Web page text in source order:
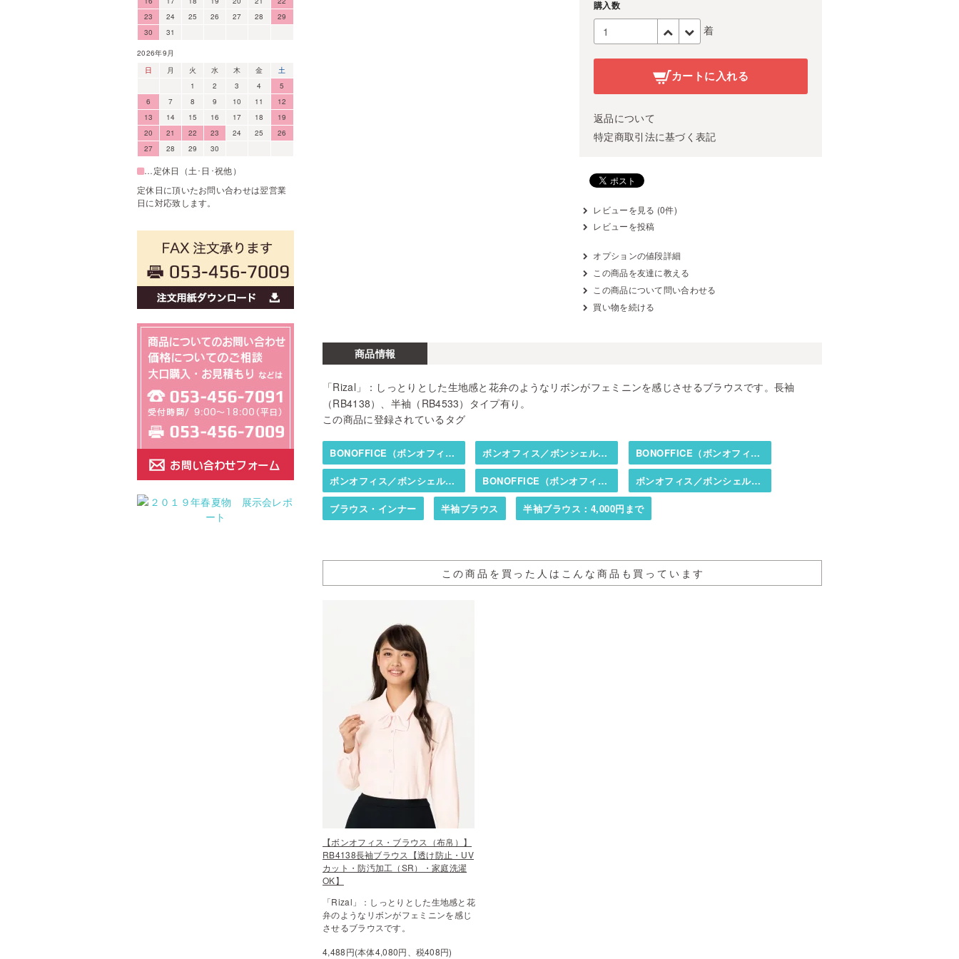
購入数
着
カートに入れる
返品について
特定商取引法に基づく表記
レビューを見る (0件)
レビューを投稿
オプションの値段詳細
この商品を友達に教える
この商品について問い合わせる
買い物を続ける
商品情報
「Rizal」：しっとりとした生地感と花弁のようなリボンがフェミニンを感じさせるブラウスです。長袖
（RB4138）、半袖（RB4533）タイプ有り。
この商品に登録されているタグ
BONOFFICE（ボンオフィス）／BONCIERGE（ボンシェルジュ） ボンオフィス／ボンシェルジュ春夏カタログ掲載商品 BONOFFICE（ボンオフィス）／BONCIERGE（ボンシェルジュ）
ボンオフィス／ボンシェルジュ秋冬カタログ掲載商品 BONOFFICE（ボンオフィス）／BONCIERGE（ボンシェルジュ） ボンオフィス／ボンシェルジュ・ブラウス（布帛）
ブラウス・インナー 半袖ブラウス 半袖ブラウス：4,000円まで
この商品を買った人はこんな商品も買っています
【ボンオフィス・ブラウス（布帛）】
RB4138長袖ブラウス【透け防止・UV
カット・防汚加工（SR）・家庭洗濯
OK】
「Rizal」：しっとりとした生地感と花
弁のようなリボンがフェミニンを感じ
させるブラウスです。
4,488円(本体4,080円、税408円)
23
24 25 26 27 28
29
30
31
2026年9月
日
月 火 水 木 金
土
1
2 3 4
5
6
7 8 9 10 11
12
13
14 15 16 17 18
19
20
21 22 23 24 25
26
27
28 29 30
…定休日（土･日･祝他）
定休日に頂いたお問い合わせは翌営業
日に対応致します。